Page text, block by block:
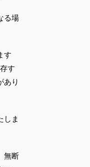
る場
す
す
あり
しま
無断